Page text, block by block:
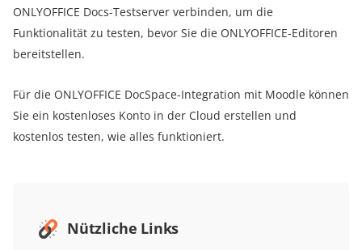
ONLYOFFICE Docs-Testserver verbinden, um die
Funktionalität zu testen, bevor Sie die ONLYOFFICE-Editoren
bereitstellen.
Für die ONLYOFFICE DocSpace-Integration mit Moodle können
Sie ein kostenloses Konto in der Cloud erstellen und
kostenlos testen, wie alles funktioniert.
Nützliche Links